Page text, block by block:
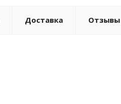
Доставка Отзывы